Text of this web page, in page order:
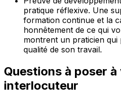
pratique réflexive. Une
formation continue et la
honnêtement de ce qui
montrent un praticien qui
qualité de son travail.
Questions à poser
interlocuteur